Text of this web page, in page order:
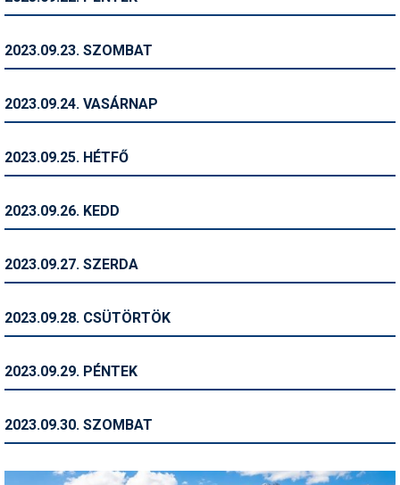
Telemark
Történelem
Utazási tippek
2023.09.23. SZOMBAT
2023.09.24. VASÁRNAP
2023.09.25. HÉTFŐ
2023.09.26. KEDD
2023.09.27. SZERDA
2023.09.28. CSÜTÖRTÖK
2023.09.29. PÉNTEK
2023.09.30. SZOMBAT